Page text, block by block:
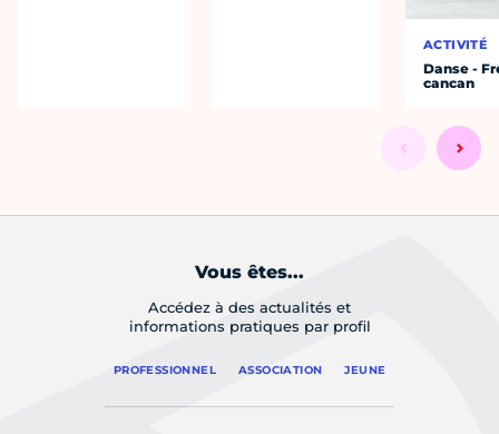
ACTIVITÉ
Danse -
cancan
Vous êtes...
Accédez à des actualités et
informations pratiques par profil
PROFESSIONNEL ASSOCIATION JEUNE